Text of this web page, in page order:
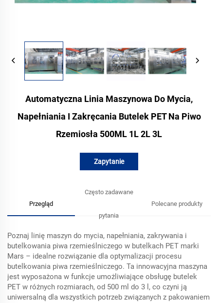
Automatyczna Linia Maszynowa Do Mycia,
Napełniania I Zakręcania Butelek PET Na Piwo
Rzemiosła 500ML 1L 2L 3L
Zapytanie
Przegląd
Często zadawane
pytania
Polecane produkty
Poznaj linię maszyn do mycia, napełniania, zakrywania i
butelkowania piwa rzemieślniczego w butelkach PET marki
Mars – idealne rozwiązanie dla optymalizacji procesu
butelkowania piwa rzemieślniczego. Ta innowacyjna maszyna
jest wyposażona w funkcje umożliwiające obsługę butelek
PET w różnych rozmiarach, od 500 ml do 3 l, co czyni ją
uniwersalną dla wszystkich potrzeb związanych z pakowaniem